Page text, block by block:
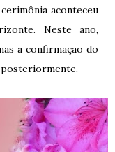
aconteceu
Neste ano,
a confirmação do
posteriormente.